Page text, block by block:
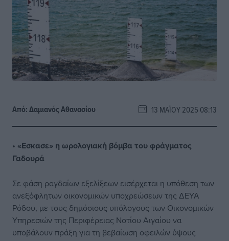
Από:Δαμιανός Αθανασίου 13 ΜΑΪ́ΟΥ 2025 08:13
• «Εσκασε» η ωρολογιακή βόμβα του φράγματος
Γαδουρά
Σε φάση ραγδαίων εξελίξεων εισέρχεται η υπόθεση των
ανεξόφλητων οικονομικών υποχρεώσεων της ΔΕΥΑ
Ρόδου, με τους δημόσιους υπόλογους των Οικονομικών
Υπηρεσιών της Περιφέρειας Νοτίου Αιγαίου να
υποβάλουν πράξη για τη βεβαίωση οφειλών ύψους